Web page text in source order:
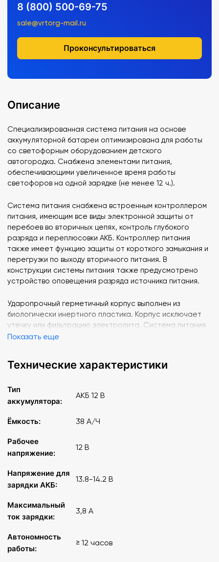
8 (800) 500-69-75
sale@vrtorg-mail.ru
Проконсультироваться
Описание
Специализированная система питания на основе
аккумуляторной батареи оптимизирована для работы
со светофорным оборудованием детского
автогородка. Снабжена элементами питания,
обеспечивающими увеличенное время работы
светофоров на одной зарядке (не менее 12 ч.).
Система питания снабжена встроенным контроллером
питания, имеющим все виды электронной защиты от
перебоев во вторичных цепях, контроль глубокого
разряда и переплюсовки АКБ. Контроллер питания
также имеет функцию защиты от короткого замыкания и
перегрузки по выходу вторичного питания. В
конструкции системы питания также предусмотрено
устройство оповещения разряда источника питания.
Ударопрочный герметичный корпус выполнен из
биологически инертного пластика. Корпус исключает
утечку или фильтрацию электролита. Система питания
оснащается безопасными клеммными контактами с
Элемент питания:АКБ-12В.
Номинальное напряжение
Напряжение зарядки
Ток зарядки
Емкость
Кабель питания с раздельными клеммами в комплекте.
Размер: 330 х 250 х 265 мм.
Показать еще
Технические характеристики
Тип
аккумулятора:
АКБ 12 В
Ёмкость: 38 А/Ч
Рабочее
напряжение:
12 В
Напряжение для
зарядки АКБ:
13.8-14.2 В
Максимальный
ток зарядки:
3,8 А
Автономность
работы:
≥ 12 часов